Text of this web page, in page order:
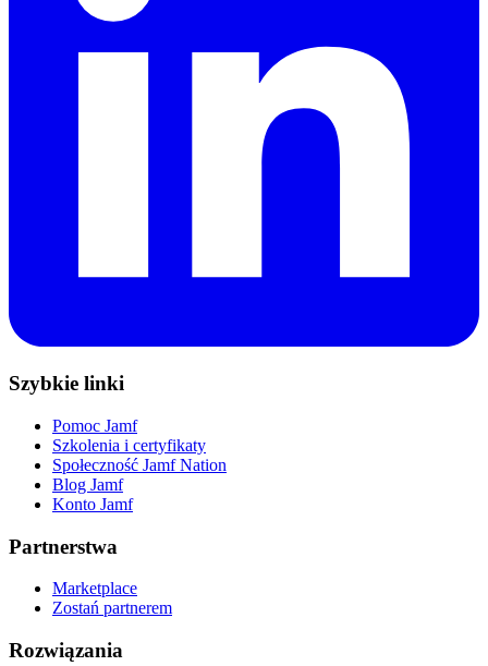
Szybkie linki
Pomoc Jamf
Szkolenia i certyfikaty
Społeczność Jamf Nation
Blog Jamf
Konto Jamf
Partnerstwa
Marketplace
Zostań partnerem
Rozwiązania